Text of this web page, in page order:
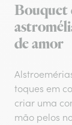
Bouquet
de amor
toques em
criar uma
mão pelos